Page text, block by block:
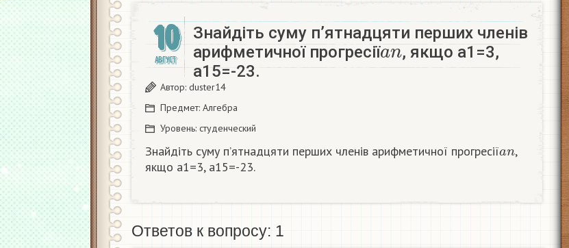
10
АВГУСТ
Знайдіть суму п’ятнадцяти перших членів
арифметичної прогресії
an
, якщо a1=3,
a15=-23.
Автор: duster14
Предмет: Алгебра
Уровень: студенческий
Знайдіть суму п’ятнадцяти перших членів арифметичної прогресії
,
якщо a1=3, a15=-23.
Ответов к вопросу: 1